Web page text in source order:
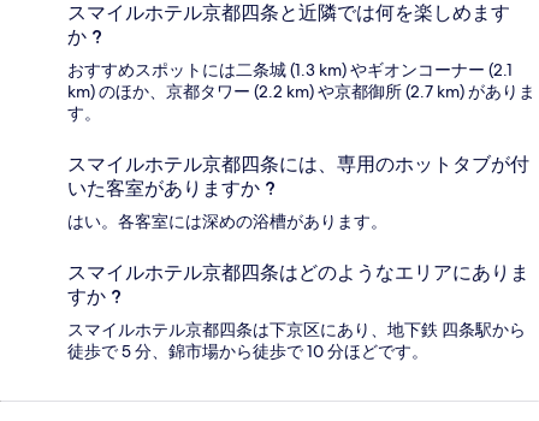
スマイルホテル京都四条と近隣では何を楽しめます
か ?
おすすめスポットには二条城 (1.3 km) やギオンコーナー (2.1
km) のほか、京都タワー (2.2 km) や京都御所 (2.7 km) がありま
す。
スマイルホテル京都四条には、専用のホットタブが付
いた客室がありますか ?
はい。各客室には深めの浴槽があります。
スマイルホテル京都四条はどのようなエリアにありま
すか ?
スマイルホテル京都四条は下京区にあり、地下鉄 四条駅から
徒歩で 5 分、錦市場から徒歩で 10 分ほどです。